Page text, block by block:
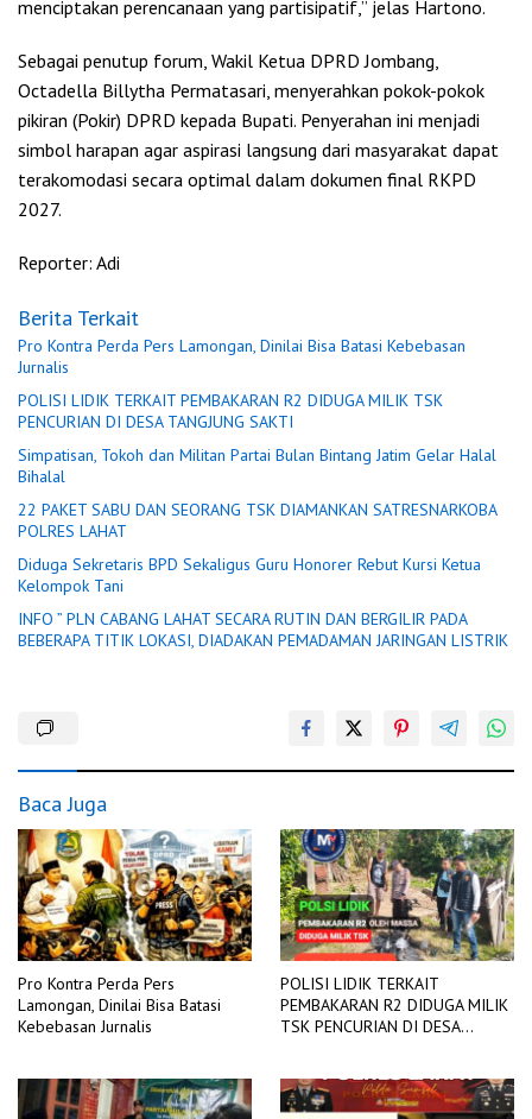
menciptakan perencanaan yang partisipatif,” jelas Hartono.
Sebagai penutup forum, Wakil Ketua DPRD Jombang,
Octadella Billytha Permatasari, menyerahkan pokok-pokok
pikiran (Pokir) DPRD kepada Bupati. Penyerahan ini menjadi
simbol harapan agar aspirasi langsung dari masyarakat dapat
terakomodasi secara optimal dalam dokumen final RKPD
2027.
Reporter: Adi
Berita Terkait
Pro Kontra Perda Pers Lamongan, Dinilai Bisa Batasi Kebebasan
Jurnalis
POLISI LIDIK TERKAIT PEMBAKARAN R2 DIDUGA MILIK TSK
PENCURIAN DI DESA TANGJUNG SAKTI
Simpatisan, Tokoh dan Militan Partai Bulan Bintang Jatim Gelar Halal
Bihalal
22 PAKET SABU DAN SEORANG TSK DIAMANKAN SATRESNARKOBA
POLRES LAHAT
Diduga Sekretaris BPD Sekaligus Guru Honorer Rebut Kursi Ketua
Kelompok Tani
INFO ” PLN CABANG LAHAT SECARA RUTIN DAN BERGILIR PADA
BEBERAPA TITIK LOKASI, DIADAKAN PEMADAMAN JARINGAN LISTRIK
Baca Juga
Pro Kontra Perda Pers
Lamongan, Dinilai Bisa Batasi
Kebebasan Jurnalis
POLISI LIDIK TERKAIT
PEMBAKARAN R2 DIDUGA MILIK
TSK PENCURIAN DI DESA